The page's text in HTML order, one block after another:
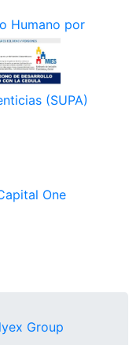
Humano por
(SUPA)
One
Group